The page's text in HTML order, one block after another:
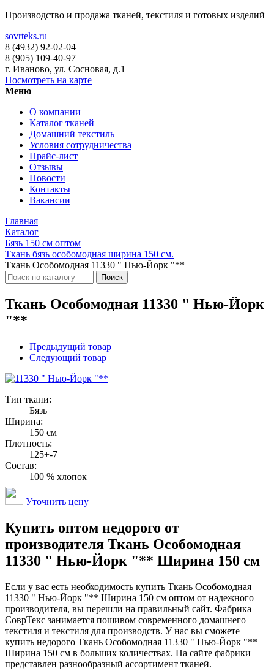
Производство и продажа тканей, текстиля и готовых изделий
sovrteks.ru
8 (4932) 92-02-04
8 (905) 109-40-97
г. Иваново, ул. Сосновая, д.1
Посмотреть на карте
Меню
О компании
Каталог тканей
Домашний текстиль
Условия сотрудничества
Прайс-лист
Отзывы
Новости
Контакты
Вакансии
Главная
Каталог
Бязь 150 см оптом
Ткань бязь особомодная ширина 150 см.
Ткань Особомодная 11330 " Нью-Йорк "**
Поиск
Ткань Особомодная 11330 " Нью-Йорк
"**
Предыдущий товар
Следующий товар
Тип ткани:
Бязь
Ширина:
150 см
Плотность:
125+-7
Состав:
100 % хлопок
Уточнить цену
Купить оптом недорого от
производителя Ткань Особомодная
11330 " Нью-Йорк "** Ширина 150 см
Если у вас есть необходимость купить Ткань Особомодная
11330 " Нью-Йорк "** Ширина 150 см оптом от надежного
производителя, вы перешли на правильный сайт. Фабрика
СоврТекс занимается пошивом современного домашнего
текстиля и текстиля для производств. У нас вы сможете
купить недорого Ткань Особомодная 11330 " Нью-Йорк "**
Ширина 150 см в больших количествах. На сайте фабрики
представлен разнообразный ассортимент тканей.